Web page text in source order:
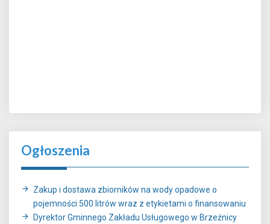
Ogłoszenia
Zakup i dostawa zbiorników na wody opadowe o
pojemności 500 litrów wraz z etykietami o finansowaniu
Dyrektor Gminnego Zakładu Usługowego w Brzeźnicy